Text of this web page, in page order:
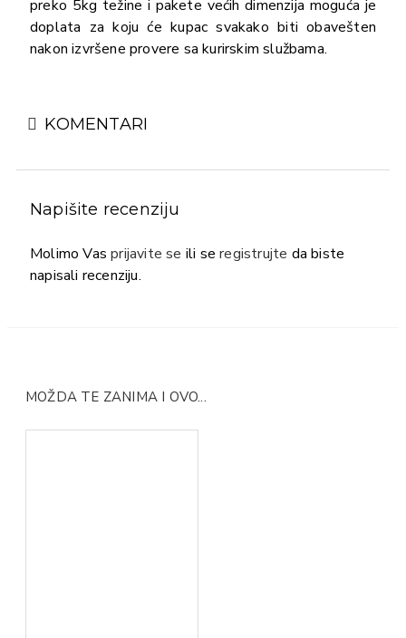
preko 5kg težine i pakete većih dimenzija moguća je
doplata za koju će kupac svakako biti obavešten
nakon izvršene provere sa kurirskim službama.
KOMENTARI
Napišite recenziju
Molimo Vasprijavite se ili seregistrujte da biste
napisali recenziju.
MOŽDA TE ZANIMA I OVO...